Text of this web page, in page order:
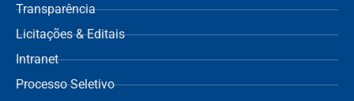
Transparência
Licitações & Editais
Intranet
Processo Seletivo